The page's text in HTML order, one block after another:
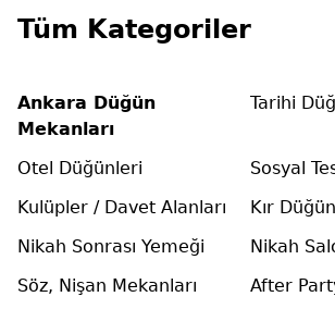
Tüm Kategoriler
Ankara Düğün
Mekanları
Tarihi
Otel Düğünleri
Sosyal
Kulüpler / Davet Alanları
Kır
Nikah Sonrası Yemeği
Nikah
Söz, Nişan Mekanları
After